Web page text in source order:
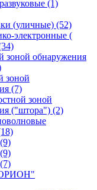
(1)
(уличные) (52)
электронные (
зоной обнаружения
зоной
(7)
зоной
("штора") (2)
(9)
(9)
(7)